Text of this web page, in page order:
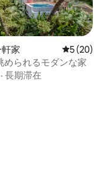
家 レビュ
5 (20)
められるモダンな家
· 長期滞在